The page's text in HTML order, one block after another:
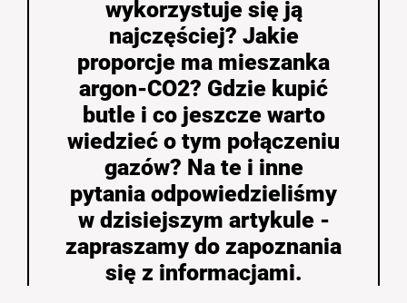
wykorzystuje się ją
najczęściej? Jakie
proporcje ma mieszanka
argon-CO2? Gdzie kupić
butle i co jeszcze warto
wiedzieć o tym połączeniu
gazów? Na te i inne
pytania odpowiedzieliśmy
w dzisiejszym artykule -
zapraszamy do zapoznania
się z informacjami.